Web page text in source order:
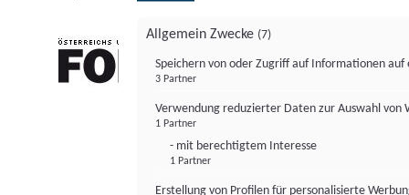
Allgemein Zwecke (7)
Speichern von oder Zugriff auf Informationen auf
3 Partner
Verwendung reduzierter Daten zur Auswahl von
1 Partner
- mit berechtigtem Interesse
1 Partner
Erstellung von Profilen für personalisierte
FONDS professionell